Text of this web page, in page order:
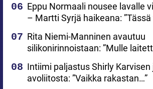
Eppu Normaali nousee lavalle
– Martti Syrjä haikeana:
Rita Niemi-Manninen avautuu
silikonirinnoistaan: ”Mulle
Intiimi paljastus Shirly Karvisen
avoliitosta: ”Vaikka rakastan…”